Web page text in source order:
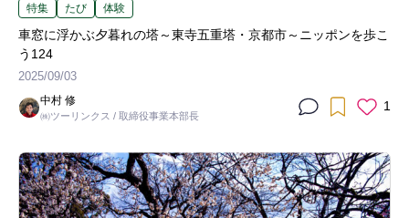
特集 たび 体験
車窓に浮かぶ夕暮れの塔～東寺五重塔・京都市～ニッポンを歩こ
う124
2025/09/03
中村 修
㈱ツーリンクス / 取締役事業本部長
1